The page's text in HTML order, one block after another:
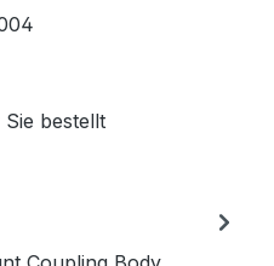
bestellt